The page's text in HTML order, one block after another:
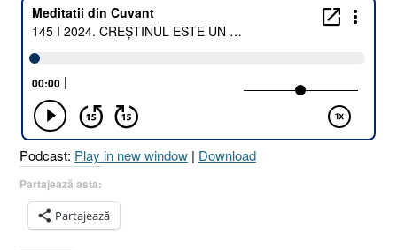
Podcast: Play in new window | Download
Partajează asta:
Partajează